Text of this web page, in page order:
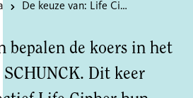
De keuze van: Life Cipher
bepalen de koers in het
Dit keer